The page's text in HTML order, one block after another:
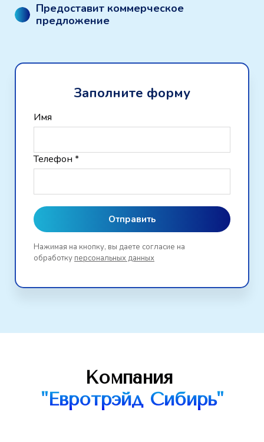
Предоставит коммерческое
предложение
Заполните форму
Имя
Телефон *
Отправить
Нажимая на кнопку, вы даете согласие на
обработку персональных данных
Компания
"Евротрэйд Сибирь"